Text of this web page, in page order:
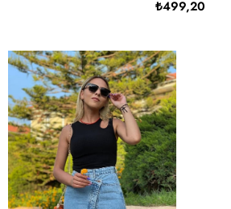
₺499,20